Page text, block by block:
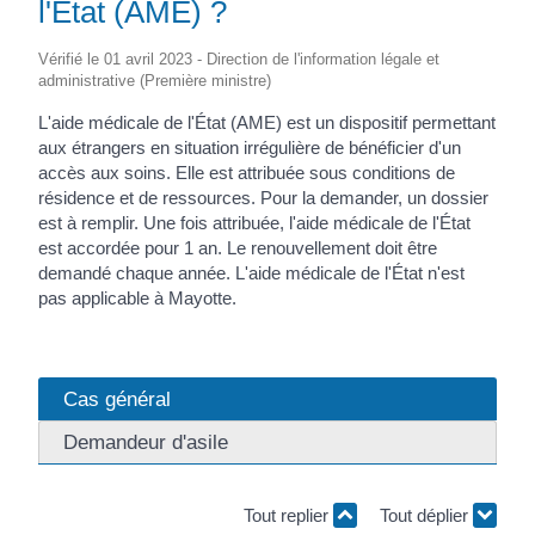
l'État (AME) ?
Vérifié le 01 avril 2023 - Direction de l'information légale et
administrative (Première ministre)
L'aide médicale de l'État (AME) est un dispositif permettant
aux étrangers en situation irrégulière de bénéficier d'un
accès aux soins. Elle est attribuée sous conditions de
résidence et de ressources. Pour la demander, un dossier
est à remplir. Une fois attribuée, l'aide médicale de l'État
est accordée pour 1 an. Le renouvellement doit être
demandé chaque année. L'aide médicale de l'État n'est
pas applicable à Mayotte.
Cas général
Demandeur d'asile
Tout replier Tout déplier